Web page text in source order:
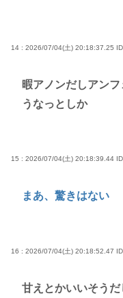
14 : 2026/07/04(土) 20:18:37.25
暇アノンだしアン
うなっとしか
15 : 2026/07/04(土) 20:18:39.44
まあ、驚きはない
16 : 2026/07/04(土) 20:18:52.47
甘えとかいいそうだ